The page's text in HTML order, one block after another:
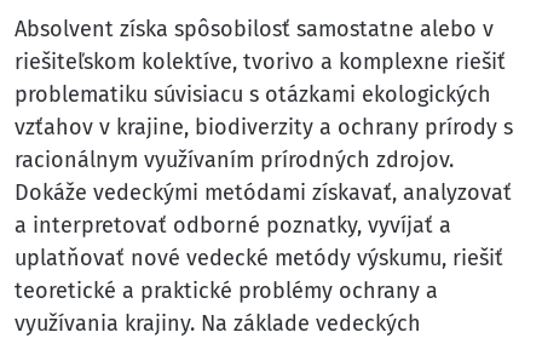
Absolvent získa spôsobilosť samostatne alebo v
riešiteľskom kolektíve, tvorivo a komplexne riešiť
problematiku súvisiacu s otázkami ekologických
vzťahov v krajine, biodiverzity a ochrany prírody s
racionálnym využívaním prírodných zdrojov.
Dokáže vedeckými metódami získavať, analyzovať
a interpretovať odborné poznatky, vyvíjať a
uplatňovať nové vedecké metódy výskumu, riešiť
teoretické a praktické problémy ochrany a
využívania krajiny. Na základe vedeckých